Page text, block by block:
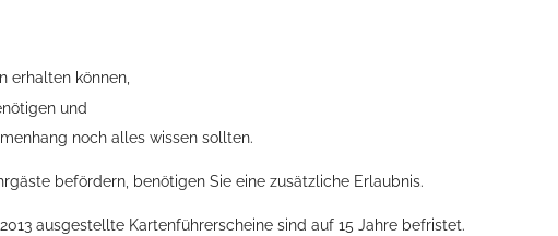
erhalten können,
und
noch alles wissen sollten.
befördern, benötigen Sie eine zusätzliche Erlaubnis.
ausgestellte Kartenführerscheine sind auf 15 Jahre befristet.